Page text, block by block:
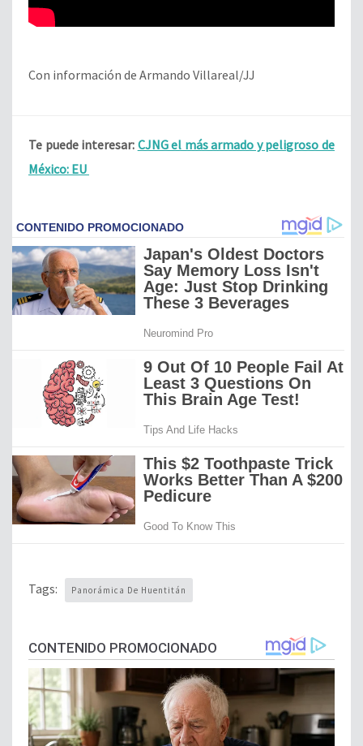
Con información de Armando Villareal/JJ
Te puede interesar: CJNG el más armado y peligroso de
México: EU
Tags: Panorámica De Huentitán
CONTENIDO PROMOCIONADO